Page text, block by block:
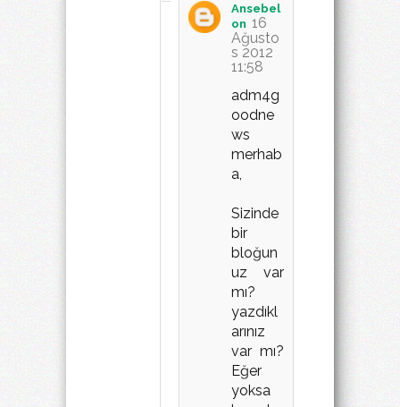
Ansebel
on 16
Ağusto
s 2012
11:58
adm4g
oodne
ws
merhab
a,
Sizinde
bir
bloğun
uz var
mı?
yazdıkl
arınız
var mı?
Eğer
yoksa